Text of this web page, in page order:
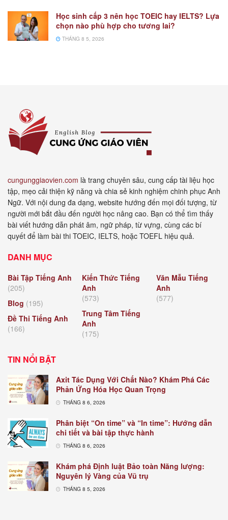
Học sinh cấp 3 nên học TOEIC hay IELTS? Lựa
chọn nào phù hợp cho tương lai?
THÁNG 8 5, 2026
cungunggiaovien.com là trang chuyên sâu, cung cấp tài liệu học
tập, mẹo cải thiện kỹ năng và chia sẻ kinh nghiệm chinh phục Anh
Ngữ. Với nội dung đa dạng, website hướng đến mọi đối tượng, từ
người mới bắt đầu đến người học nâng cao. Bạn có thể tìm thấy
bài viết hướng dẫn phát âm, ngữ pháp, từ vựng, cùng các bí
quyết để làm bài thi TOEIC, IELTS, hoặc TOEFL hiệu quả.
DANH MỤC
Bài Tập Tiếng Anh
(205)
Blog (195)
Đề Thi Tiếng Anh
(166)
Kiến Thức Tiếng
Anh
(573)
Trung Tâm Tiếng
Anh
(175)
Văn Mẫu Tiếng
Anh
(577)
TIN NỔI BẬT
Axit Tác Dụng Với Chất Nào? Khám Phá Các
Phản Ứng Hóa Học Quan Trọng
THÁNG 8 6, 2026
Phân biệt “On time” và “In time”: Hướng dẫn
chi tiết và bài tập thực hành
THÁNG 8 6, 2026
Khám phá Định luật Bảo toàn Năng lượng:
Nguyên lý Vàng của Vũ trụ
THÁNG 8 5, 2026